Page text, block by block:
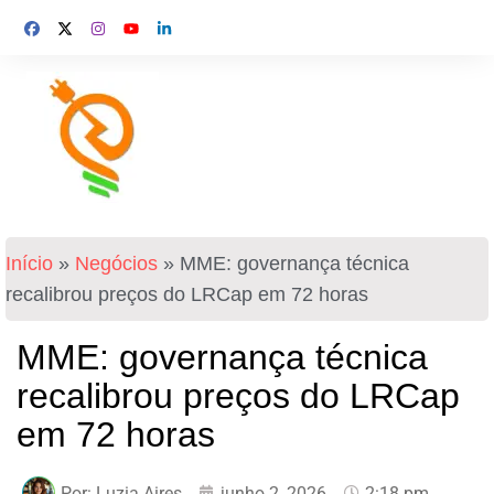
Início » Negócios » MME: governança técnica
recalibrou preços do LRCap em 72 horas
MME: governança técnica
recalibrou preços do LRCap
em 72 horas